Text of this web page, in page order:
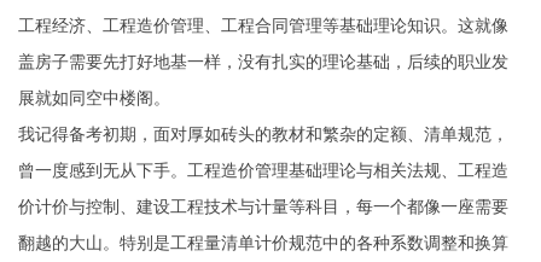
工程经济、工程造价管理、工程合同管理等基础理论知识。这就像
盖房子需要先打好地基一样，没有扎实的理论基础，后续的职业发
展就如同空中楼阁。
我记得备考初期，面对厚如砖头的教材和繁杂的定额、清单规范，
曾一度感到无从下手。工程造价管理基础理论与相关法规、工程造
价计价与控制、建设工程技术与计量等科目，每一个都像一座需要
翻越的大山。特别是工程量清单计价规范中的各种系数调整和换算